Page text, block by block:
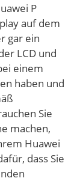
P
auf dem
gar ein
LCD und
einem
haben und
Sie
machen,
Huawei
dass Sie